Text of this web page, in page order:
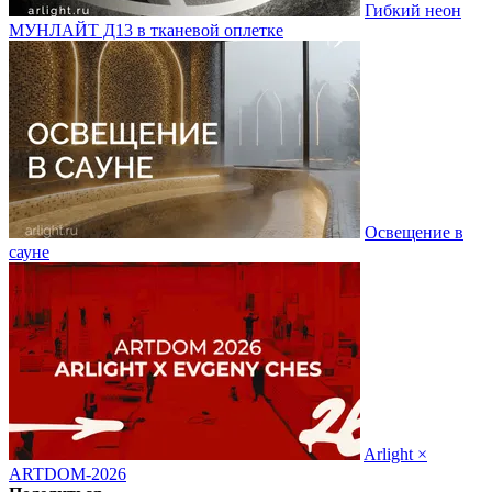
Гибкий неон
МУНЛАЙТ Д13 в тканевой оплетке
Освещение в
сауне
Arlight ×
ARTDOM-2026